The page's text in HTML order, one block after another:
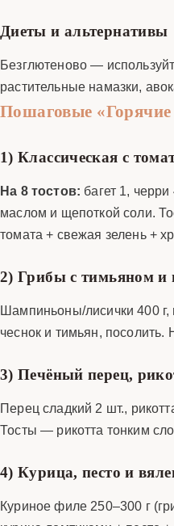
Диеты и альтернативы
Безглютеново —
растительные намазки,
Пошаговые «Горячие
1) Классическая с
На 8 тостов: багет 1,
маслом и щепоткой соли.
томата + свежая зелень +
2) Грибы с тимьяном и
Шампиньоны/лисички 400 г,
чеснок и тимьян,
3) Печёный перец,
Перец сладкий 2 шт.,
Тосты — рикотта тонким
4) Курица, песто и
Куриное филе 250–300 г